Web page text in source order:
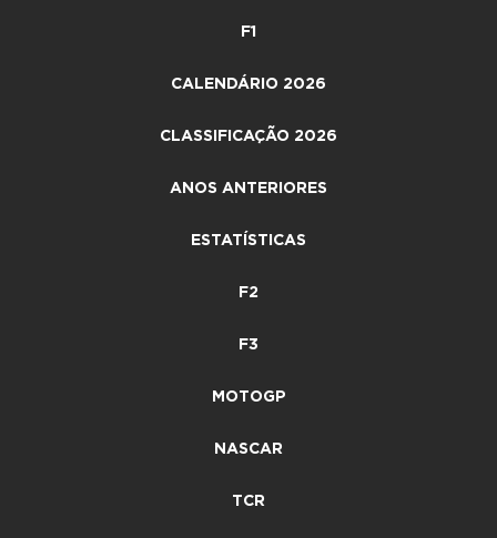
F1
CALENDÁRIO 2026
CLASSIFICAÇÃO 2026
ANOS ANTERIORES
ESTATÍSTICAS
F2
F3
MOTOGP
NASCAR
TCR